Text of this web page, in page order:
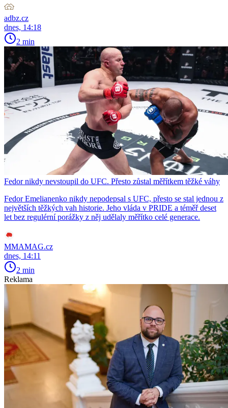
adbz.cz
dnes, 14:18
2 min
Fedor nikdy nevstoupil do UFC. Přesto zůstal měřítkem těžké váhy
Fedor Emelianenko nikdy nepodepsal s UFC, přesto se stal jednou z
největších těžkých vah historie. Jeho vláda v PRIDE a téměř deset
let bez regulérní porážky z něj udělaly měřítko celé generace.
MMAMAG.cz
dnes, 14:11
2 min
Reklama